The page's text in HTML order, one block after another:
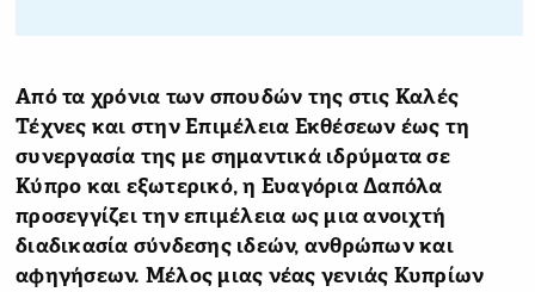
Από τα χρόνια των σπουδών της στις Καλές
Τέχνες και στην Επιμέλεια Εκθέσεων έως τη
συνεργασία της με σημαντικά ιδρύματα σε
Κύπρο και εξωτερικό, η Ευαγόρια Δαπόλα
προσεγγίζει την επιμέλεια ως μια ανοιχτή
διαδικασία σύνδεσης ιδεών, ανθρώπων και
αφηγήσεων. Μέλος μιας νέας γενιάς Κυπρίων